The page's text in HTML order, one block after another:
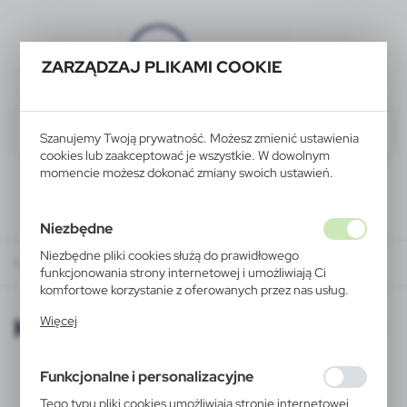
ZARZĄDZAJ PLIKAMI COOKIE
Szanujemy Twoją prywatność. Możesz zmienić ustawienia
cookies lub zaakceptować je wszystkie. W dowolnym
momencie możesz dokonać zmiany swoich ustawień.
Niezbędne
Niezbędne pliki cookies służą do prawidłowego
funkcjonowania strony internetowej i umożliwiają Ci
komfortowe korzystanie z oferowanych przez nas usług.
działania w celu m.in. dostosowania Twoich ustawień
korzystasz, może działać bez zakłóceń.
Więcej
Funkcjonalne i personalizacyjne
Tego typu pliki cookies umożliwiają stronie internetowej
KATALOGI ONLINE
KATALOGI ONLINE